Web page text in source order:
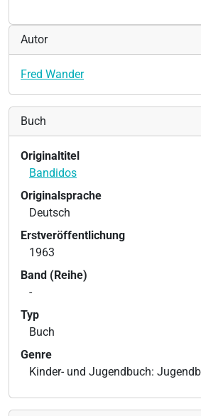
Autor
Fred Wander
Buch
Originaltitel
Bandidos
Originalsprache
Deutsch
Erstveröffentlichung
1963
Band (Reihe)
-
Typ
Buch
Genre
Kinder- und Jugendbuch: